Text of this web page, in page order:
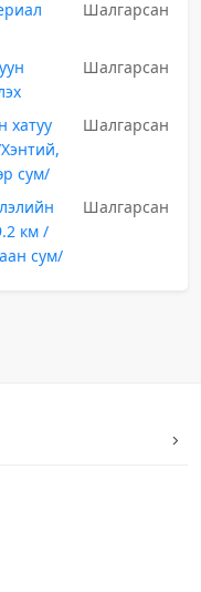
Шалгарсан
Шалгарсан
хатуу
сум/
Шалгарсан
км /
сум/
Шалгарсан